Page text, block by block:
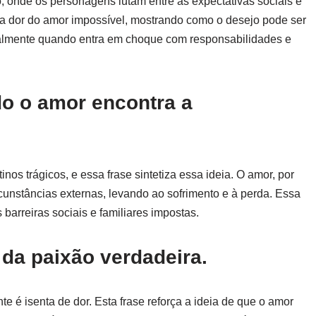
dor do amor impossível, mostrando como o desejo pode ser
quando entra em choque com responsabilidades e
o amor encontra a
trágicos, e essa frase sintetiza essa ideia. O amor, por
externas, levando ao sofrimento e à perda. Essa
sociais e familiares impostas.
paixão verdadeira.
é isenta de dor. Esta frase reforça a ideia de que o amor